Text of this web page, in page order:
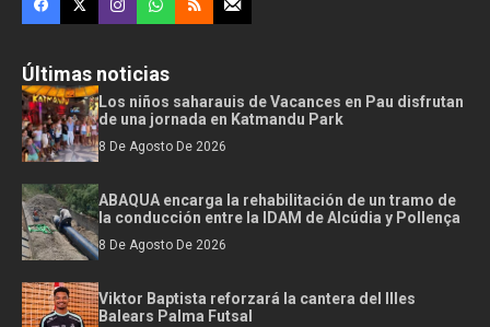
Últimas noticias
Los niños saharauis de Vacances en Pau disfrutan
de una jornada en Katmandu Park
8 De Agosto De 2026
ABAQUA encarga la rehabilitación de un tramo de
la conducción entre la IDAM de Alcúdia y Pollença
8 De Agosto De 2026
Viktor Baptista reforzará la cantera del Illes
Balears Palma Futsal